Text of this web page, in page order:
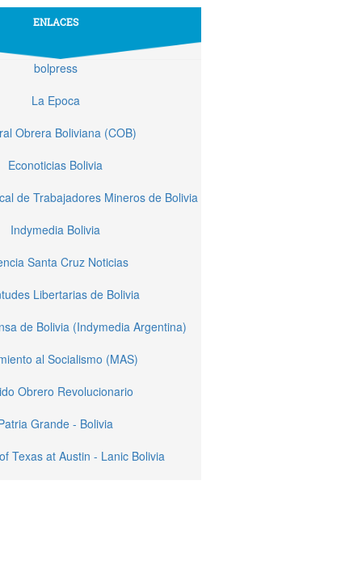
ENLACES
bolpress
La Epoca
Obrera Boliviana (COB)
Econoticias Bolivia
de Trabajadores Mineros de Bolivia
Indymedia Bolivia
Santa Cruz Noticias
Libertarias de Bolivia
de Bolivia (Indymedia Argentina)
al Socialismo (MAS)
Obrero Revolucionario
Grande - Bolivia
Texas at Austin - Lanic Bolivia